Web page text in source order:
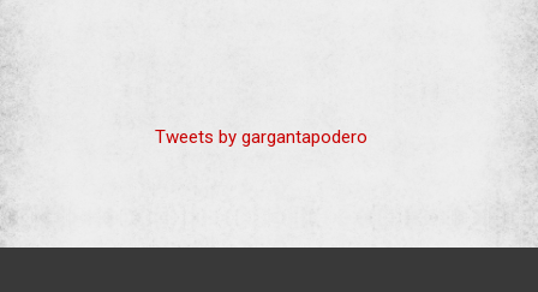
Tweets by gargantapodero